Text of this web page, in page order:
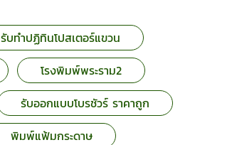
รับทำปฏิทินโปสเตอร์แขวน
โรงพิมพ์พระราม2
รับออกแบบโบรชัวร์ ราคาถูก
พิมพ์แฟ้มกระดาษ